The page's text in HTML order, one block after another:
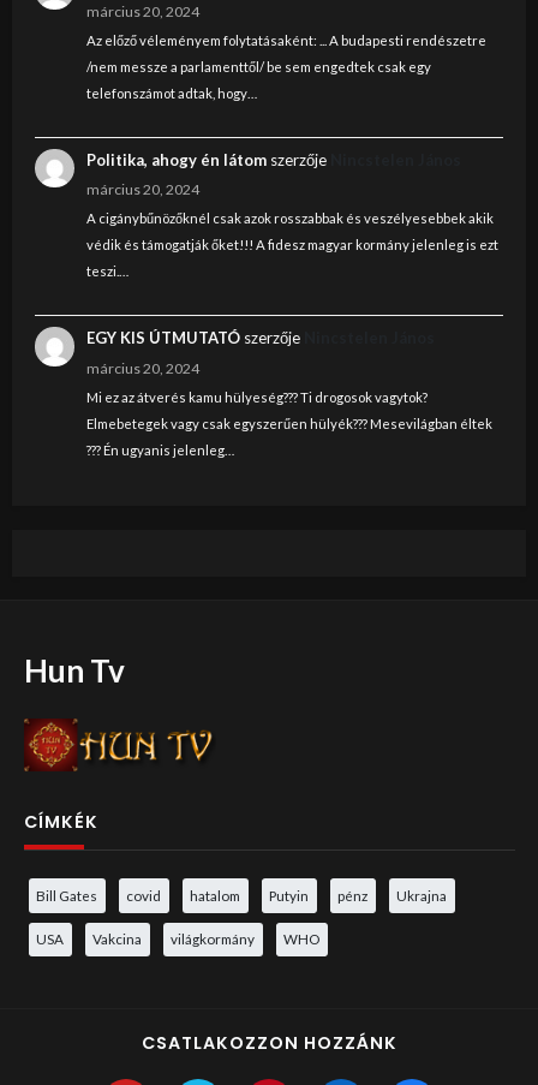
március 20, 2024
Az előző véleményem folytatásaként: ... A budapesti rendészetre
/nem messze a parlamenttől/ be sem engedtek csak egy
telefonszámot adtak, hogy…
Politika, ahogy én látomszerzője
március 20, 2024
A cigánybűnözőknél csak azok rosszabbak és veszélyesebbek akik
védik és támogatják őket!!! A fidesz magyar kormány jelenleg is ezt
teszi.…
EGY KIS ÚTMUTATÓszerzője
március 20, 2024
Mi ez az átverés kamu hülyeség??? Ti drogosok vagytok?
Elmebetegek vagy csak egyszerűen hülyék??? Mesevilágban éltek
??? Én ugyanis jelenleg…
Hun Tv
CÍMKÉK
Bill Gates covid hatalom Putyin pénz Ukrajna
USA Vakcina világkormány WHO
CSATLAKOZZON HOZZÁNK